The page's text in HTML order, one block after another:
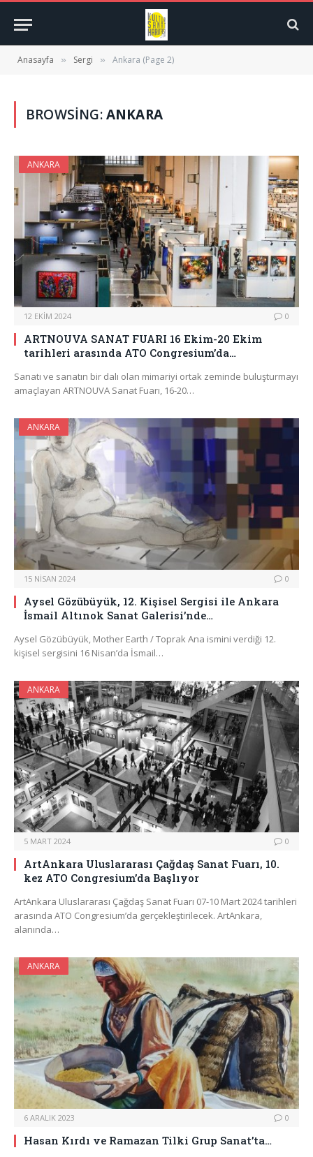
Anasayfa » Sergi » Ankara (Page 2)
BROWSING:ANKARA
ANKARA
12 EKIM 2024 0
ARTNOUVA SANAT FUARI 16 Ekim-20 Ekim
tarihleri arasında ATO Congresium’da…
Sanatı ve sanatın bir dalı olan mimariyi ortak zeminde buluşturmayı
amaçlayan ARTNOUVA Sanat Fuarı, 16-20…
ANKARA
15 NISAN 2024 0
Aysel Gözübüyük, 12. Kişisel Sergisi ile Ankara
İsmail Altınok Sanat Galerisi’nde…
Aysel Gözübüyük, Mother Earth / Toprak Ana ismini verdiği 12.
kişisel sergisini 16 Nisan’da İsmail…
ANKARA
5 MART 2024 0
ArtAnkara Uluslararası Çağdaş Sanat Fuarı, 10.
kez ATO Congresium’da Başlıyor
ArtAnkara Uluslararası Çağdaş Sanat Fuarı 07-10 Mart 2024 tarihleri
arasında ATO Congresium’da gerçekleştirilecek. ArtAnkara,
alanında…
ANKARA
6 ARALIK 2023 0
Hasan Kırdı ve Ramazan Tilki Grup Sanat’ta…